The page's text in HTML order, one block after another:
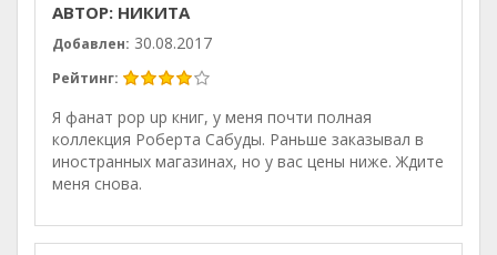
АВТОР: НИКИТА
Добавлен: 30.08.2017
Рейтинг:
Я фанат pop up книг, у меня почти полная
коллекция Роберта Сабуды. Раньше заказывал в
иностранных магазинах, но у вас цены ниже. Ждите
меня снова.